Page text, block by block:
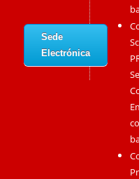
Sede
Electrónica